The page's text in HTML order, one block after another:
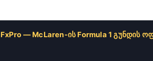
— McLaren-ის Formula 1 გუნდის